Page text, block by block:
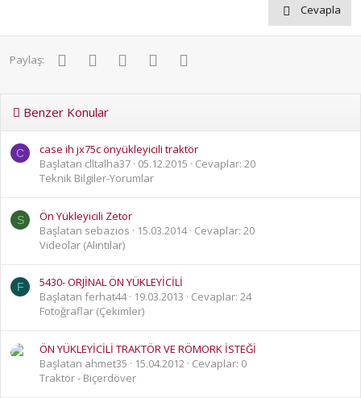
Cevapla
Paylaş: FacebookTwitter PinterestWhatsApp
Benzer Konular
C
case ih jx75c önyükleyicili traktör
Başlatan clltalha37 05.12.2015
Cevaplar: 20
Teknik Bilgiler-Yorumlar
S
Ön Yükleyicili Zetor
Başlatan sebazios
15.03.2014 Cevaplar: 20
Videolar (Alıntılar)
F
5430- ORJİNAL ÖN YÜKLEYİCİLİ
Başlatan ferhat44
19.03.2013
Cevaplar: 24
Fotoğraflar (Çekimler)
ÖN YÜKLEYİCİLİ TRAKTÖR VE RÖMORK İSTEĞİ
Başlatan ahmet35
15.04.2012 Cevaplar: 0
Traktör - Biçerdöver